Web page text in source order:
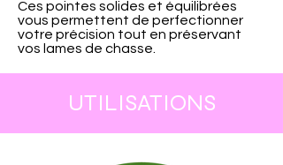
Ces pointes solides et équilibrées
vous permettent de perfectionner
votre précision tout en préservant
vos lames de chasse.
UTILISATIONS